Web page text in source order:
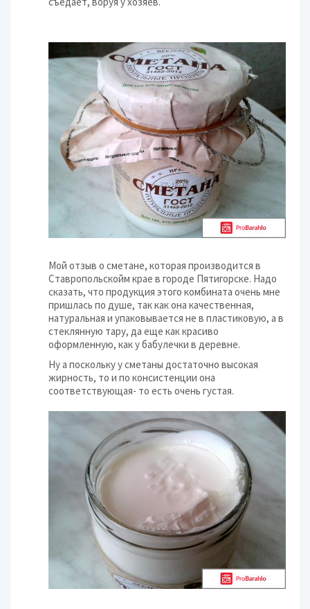
Мой отзыв о сметане, которая производится в
Ставропольскойм крае в городе Пятигорске. Надо
сказать, что продукция этого комбината очень мне
пришлась по душе, так как она качественная,
натуральная и упаковывается не в пластиковую, а в
стеклянную тару, да еще как красиво
оформленную, как у бабулечки в деревне.
Ну а поскольку у сметаны достаточно высокая
жирность, то и по консистенции она
соответствующая- то есть очень густая.